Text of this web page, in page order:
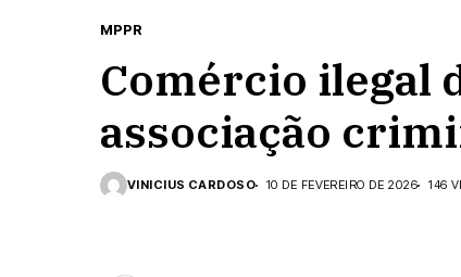
MPPR
Comércio ilegal
associação
VINICIUS CARDOSO 10 DE FEVEREIRO DE 2026 146